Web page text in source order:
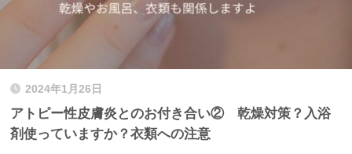
2024年1月26日
アトピー性皮膚炎とのお付き合い② 乾燥対策？入浴
剤使っていますか？衣類への注意